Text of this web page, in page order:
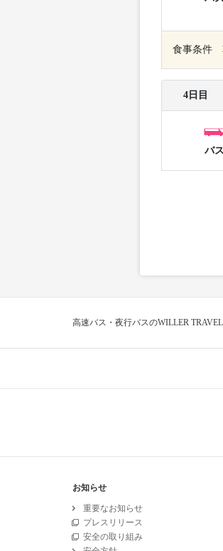
食事条件
4日目
バス
高速バス・夜行バスのWILLER TRAVEL
お知らせ
重要なお知らせ
プレスリリース
安全の取り組み